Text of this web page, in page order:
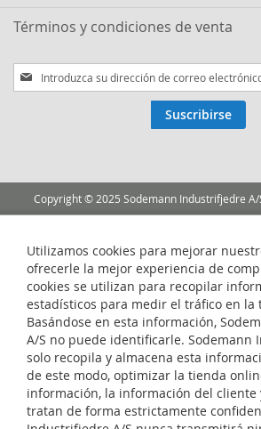
Términos y condiciones de venta
Inscríbase
a
Suscribirse
Copyright © 2025 Sodemann Industrifjedre
Utilizamos cookies para mejorar
ofrecerle la mejor experiencia de
cookies se utilizan para recopilar
estadísticos para medir el tráfico en la
Basándose en esta información,
A/S no puede identificarle. Sodemann
solo recopila y almacena esta
de este modo, optimizar la tienda
información, la información del cliente
tratan de forma estrictamente